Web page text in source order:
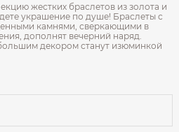
жестких браслетов из золота и
украшение по душе! Браслеты с
камнями, сверкающими в
дополнят вечерний наряд.
декором станут изюминкой